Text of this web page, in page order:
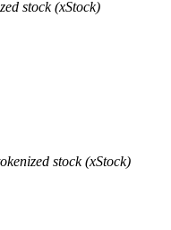
stock (xStock)
stock (xStock)